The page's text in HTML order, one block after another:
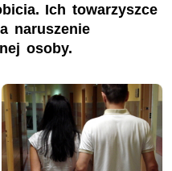
Ich towarzyszce
naruszenie
osoby.